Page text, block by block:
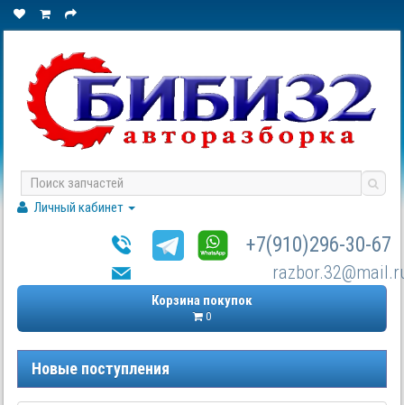
Личный кабинет
+7(910)296-30-67
Корзина покупок
0
Новые поступления